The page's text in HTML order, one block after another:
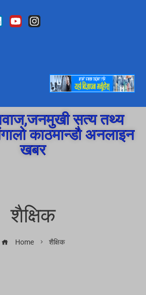
सत्य तथ्य
काठमान्डौ अनलाइन
खबर
शैक्षिक
Home शैक्षिक